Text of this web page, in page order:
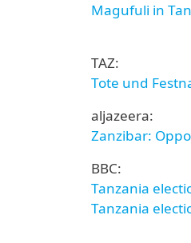
Magufuli in
TAZ:
Tote und
aljazeera:
Zanzibar:
BBC:
Tanzania
Tanzania